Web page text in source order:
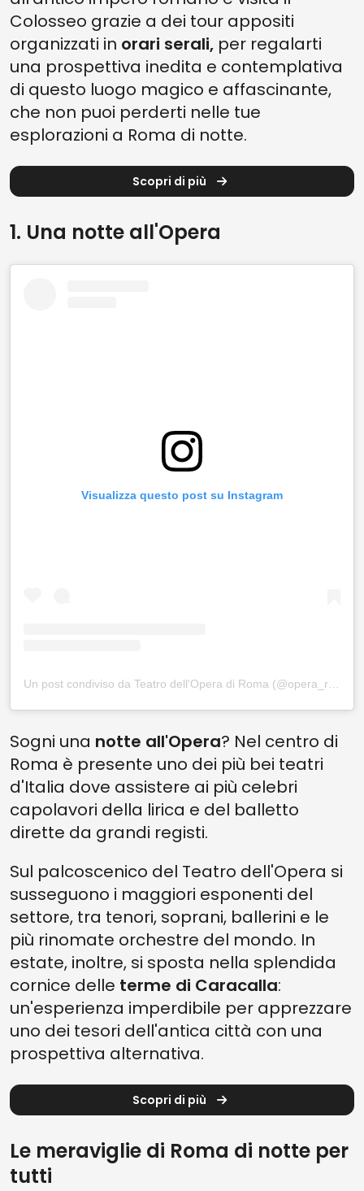
Colosseo grazie a dei tour appositi
organizzati in orari serali, per regalarti
una prospettiva inedita e contemplativa
di questo luogo magico e affascinante,
che non puoi perderti nelle tue
esplorazioni a Roma di notte.
Scopri di più
1. Una notte all'Opera
Visualizza questo post su Instagram
Un post condiviso da Teatro dell'Opera di Roma (@opera_roma)
Sogni una notte all'Opera? Nel centro di
Roma è presente uno dei più bei teatri
d'Italia dove assistere ai più celebri
capolavori della lirica e del balletto
dirette da grandi registi.
Sul palcoscenico del Teatro dell'Opera si
susseguono i maggiori esponenti del
settore, tra tenori, soprani, ballerini e le
più rinomate orchestre del mondo. In
estate, inoltre, si sposta nella splendida
cornice delle terme di Caracalla:
un'esperienza imperdibile per apprezzare
uno dei tesori dell'antica città con una
prospettiva alternativa.
Scopri di più
Le meraviglie di Roma di notte per
tutti